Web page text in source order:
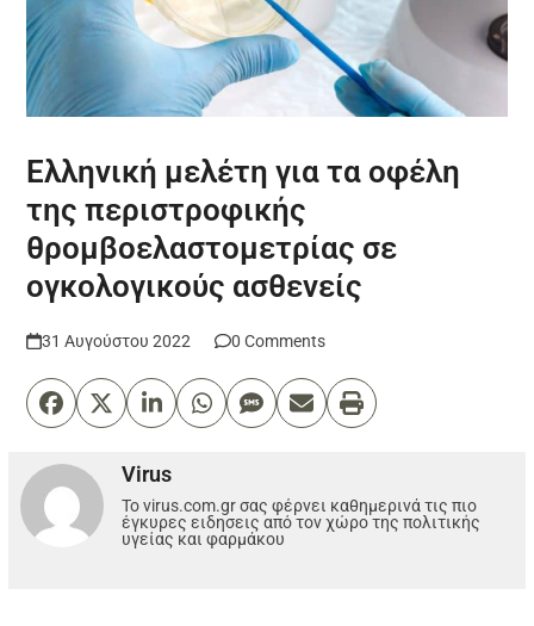
Ελληνική μελέτη για τα οφέλη
της περιστροφικής
θρομβοελαστομετρίας σε
ογκολογικούς ασθενείς
31 Αυγούστου 2022 0 Comments
Virus
Το virus.com.gr σας φέρνει καθημερινά τις πιο
έγκυρες ειδησεις από τον χώρο της πολιτικής
υγείας και φαρμάκου